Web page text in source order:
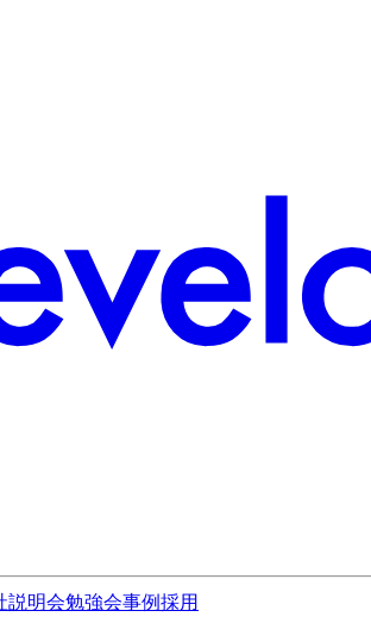
説明会勉強会事例採用